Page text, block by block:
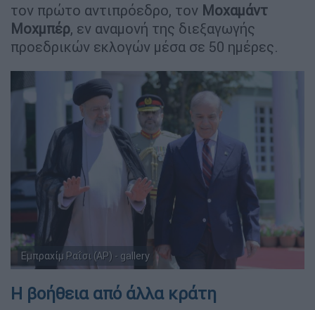
τον πρώτο αντιπρόεδρο, τον Μοχαμάντ
Μοχμπέρ, εν αναμονή της διεξαγωγής
προεδρικών εκλογών μέσα σε 50 ημέρες.
Εμπραχίμ Ραΐσι (AP) - gallery
Η βοήθεια από άλλα κράτη